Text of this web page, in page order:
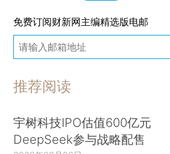
免费订阅财新网主编精选版电邮
推荐阅读
宇树科技IPO估值600亿元
DeepSeek参与战略配售